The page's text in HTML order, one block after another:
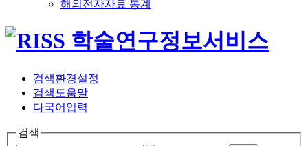
해외전자자료 통계
검색환경설정
검색도움말
다국어입력
검색